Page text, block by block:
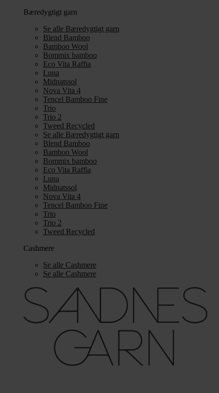
Bæredygtigt garn
Se alle Bæredygtigt garn
Blend Bamboo
Bamboo Wool
Bommix bamboo
Eco Vita Raffia
Luna
Midnatssol
Nova Vita 4
Tencel Bamboo Fine
Trio
Trio 2
Tweed Recycled
Se alle Bæredygtigt garn
Blend Bamboo
Bamboo Wool
Bommix bamboo
Eco Vita Raffia
Luna
Midnatssol
Nova Vita 4
Tencel Bamboo Fine
Trio
Trio 2
Tweed Recycled
Cashmere
Se alle Cashmere
Se alle Cashmere